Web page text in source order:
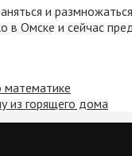
и
Омске и сейчас
математике
из горящего дома